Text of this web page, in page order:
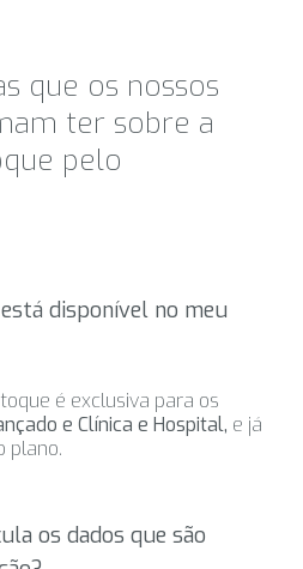
que os nossos
ter sobre a
pelo
disponível no meu
é exclusiva para os
e Clínica e Hospital, e já
plano.
os dados que são